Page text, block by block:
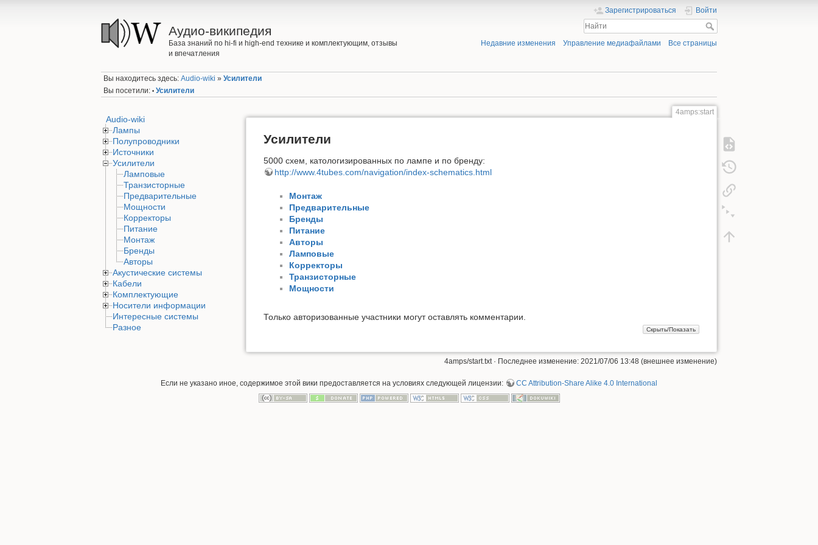
Аудио-википедия
База знаний по hi-fi и high-end технике и комплектующим, отзывы
и впечатления
Зарегистрироваться Войти
Недавние изменения Управление медиафайлами Все страницы
Вы находитесь здесь:Audio-wiki »Усилители
Вы посетили: • Усилители
Audio-wiki
Лампы
Полупроводники
Источники
Усилители
Ламповые
Транзисторные
Предварительные
Мощности
Корректоры
Питание
Монтаж
Бренды
Авторы
Акустические системы
Кабели
Комплектующие
Носители информации
Интересные системы
Разное
4amps:start
Усилители
5000 схем, катологизированных по лампе и по бренду:
http://www.4tubes.com/navigation/index-schematics.html
Монтаж
Предварительные
Бренды
Питание
Авторы
Ламповые
Корректоры
Транзисторные
Мощности
Только авторизованные участники могут оставлять комментарии.
4amps/start.txt · Последнее изменение: 2021/07/06 13:48 (внешнее изменение)
Если не указано иное, содержимое этой вики предоставляется на условиях следующей лицензии: CC Attribution-Share Alike 4.0 International